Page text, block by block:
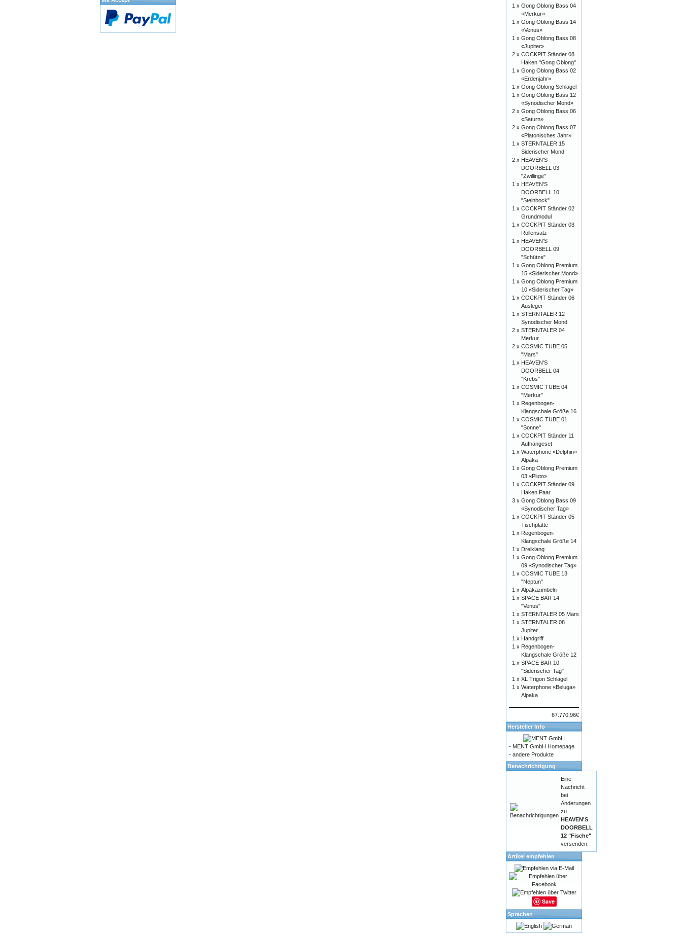
1 x Gong Oblong Bass 04
«Merkur»
1 x Gong Oblong Bass 14
«Venus»
1 x Gong Oblong Bass 08
«Jupiter»
2 x COCKPIT Ständer 08
Haken "Gong Oblong"
1 x Gong Oblong Bass 02
«Erdenjahr»
1 x Gong Oblong Schlägel
1 x Gong Oblong Bass 12
«Synodischer Mond»
2 x Gong Oblong Bass 06
«Saturn»
2 x Gong Oblong Bass 07
«Platonisches Jahr»
1 x STERNTALER 15
Siderischer Mond
2 x HEAVEN'S
DOORBELL 03
"Zwillinge"
1 x HEAVEN'S
DOORBELL 10
"Steinbock"
1 x COCKPIT Ständer 02
Grundmodul
1 x COCKPIT Ständer 03
Rollensatz
1 x HEAVEN'S
DOORBELL 09
"Schütze"
1 x Gong Oblong Premium
15 «Siderischer Mond»
1 x Gong Oblong Premium
10 «Siderischer Tag»
1 x COCKPIT Ständer 06
Ausleger
1 x STERNTALER 12
Synodischer Mond
2 x STERNTALER 04
Merkur
2 x COSMIC TUBE 05
"Mars"
1 x HEAVEN'S
DOORBELL 04
"Krebs"
1 x COSMIC TUBE 04
"Merkur"
1 x Regenbogen-
Klangschale Größe 16
1 x COSMIC TUBE 01
"Sonne"
1 x COCKPIT Ständer 11
Aufhängeset
1 x Waterphone «Delphin»
Alpaka
1 x Gong Oblong Premium
03 «Pluto»
1 x COCKPIT Ständer 09
Haken Paar
3 x Gong Oblong Bass 09
«Synodischer Tag»
1 x COCKPIT Ständer 05
Tischplatte
1 x Regenbogen-
Klangschale Größe 14
1 x Dreiklang
1 x Gong Oblong Premium
09 «Synodischer Tag»
1 x COSMIC TUBE 13
"Neptun"
1 x Alpakazimbeln
1 x SPACE BAR 14
"Venus"
1 x STERNTALER 05 Mars
1 x STERNTALER 08
Jupiter
1 x Handgriff
1 x Regenbogen-
Klangschale Größe 12
1 x SPACE BAR 10
"Siderischer Tag"
1 x XL Trigon Schlägel
1 x Waterphone «Beluga»
Alpaka
67.770,96€
Hersteller Info
- MENT GmbH Homepage
- andere Produkte
Benachrichtigung
Eine
Nachricht
bei
Änderungen
zu
HEAVEN'S
DOORBELL
12 "Fische"
versenden.
Artikel empfehlen
Save
Sprachen